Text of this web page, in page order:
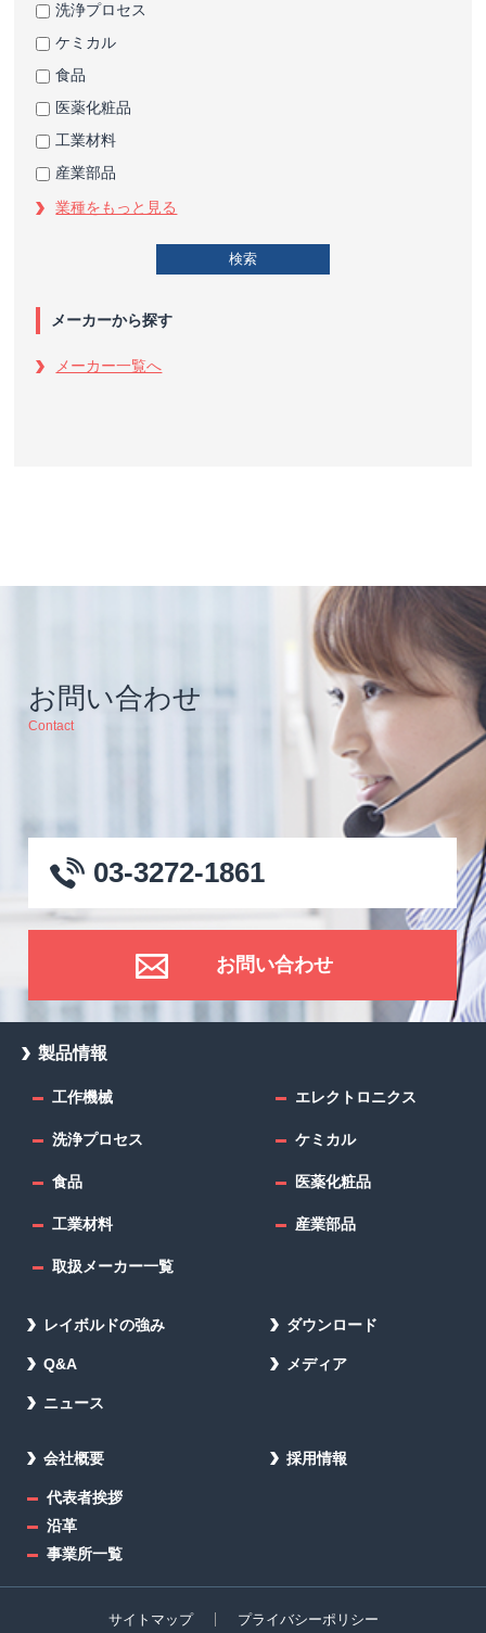
洗浄プロセス
ケミカル
食品
医薬化粧品
工業材料
産業部品
業種をもっと見る
メーカーから探す
メーカー一覧へ
お問い合わせ
Contact
03-3272-1861
お問い合わせ
製品情報
工作機械 エレクトロニクス
洗浄プロセス ケミカル
食品 医薬化粧品
工業材料 産業部品
取扱メーカー一覧
レイボルドの強み ダウンロード
Q&A メディア
ニュース
会社概要
代表者挨拶
沿革
事業所一覧
採用情報
サイトマップ プライバシーポリシー